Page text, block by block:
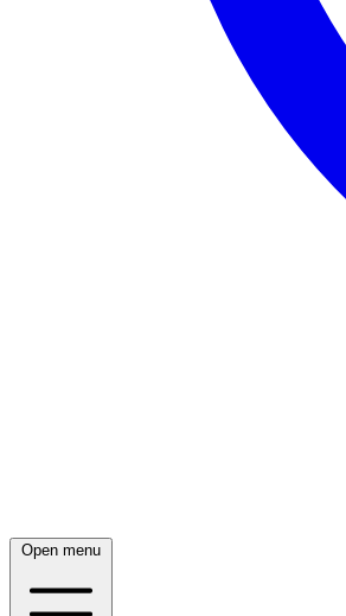
Open menu